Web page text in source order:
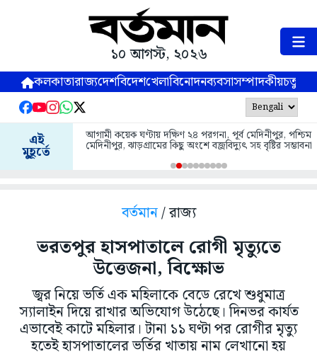
১০ আগস্ট, ২০২৬
কলকাতারাজ্যদেশবিদেশখেলাবিনোদনব্যবসাসম্পাদকীয়
এই
মুহূর্তে
আগামী কয়েক ঘণ্টায় দক্ষিণ ২৪ পরগনা, পূর্ব মেদিনীপুর, পশ্চিম
মেদিনীপুর, ঝাড়গ্রামের কিছু অংশে বজ্রবিদ্যুৎ সহ বৃষ্টির সম্ভাবনা
বর্তমান/ রাজ্য
ভরতপুর হাসপাতালে রোগী মৃত্যুতে
উত্তেজনা, বিক্ষোভ
জ্বর নিয়ে ভর্তি এক মহিলাকে বেডে রেখে শুধুমাত্র
স্যালাইন দিয়ে রাখার অভিযোগ উঠেছে। দিনভর কার্যত
এভাবেই কাটে মহিলার। টানা ১১ ঘণ্টা পর রোগীর মৃত্যু
হতেই হাসপাতালের ভর্তির খাতায় নাম লেখানো হয়